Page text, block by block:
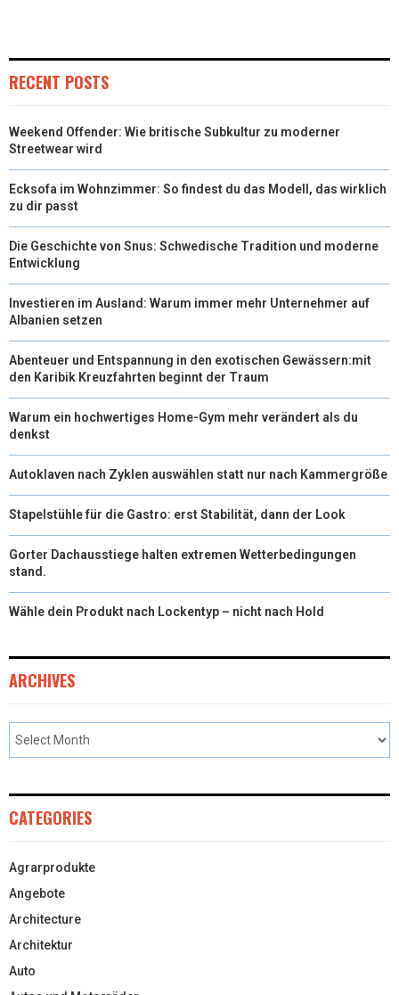
RECENT POSTS
Weekend Offender: Wie britische Subkultur zu moderner
Streetwear wird
Ecksofa im Wohnzimmer: So findest du das Modell, das wirklich
zu dir passt
Die Geschichte von Snus: Schwedische Tradition und moderne
Entwicklung
Investieren im Ausland: Warum immer mehr Unternehmer auf
Albanien setzen
Abenteuer und Entspannung in den exotischen Gewässern:mit
den Karibik Kreuzfahrten beginnt der Traum
Warum ein hochwertiges Home-Gym mehr verändert als du
denkst
Autoklaven nach Zyklen auswählen statt nur nach Kammergröße
Stapelstühle für die Gastro: erst Stabilität, dann der Look
Gorter Dachausstiege halten extremen Wetterbedingungen
stand.
Wähle dein Produkt nach Lockentyp – nicht nach Hold
ARCHIVES
CATEGORIES
Agrarprodukte
Angebote
Architecture
Architektur
Auto